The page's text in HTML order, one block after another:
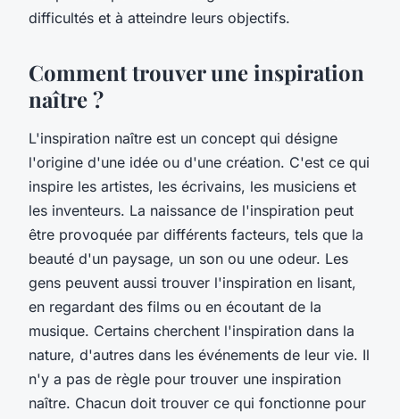
difficultés et à atteindre leurs objectifs.
Comment trouver une inspiration
naître ?
L'inspiration naître est un concept qui désigne
l'origine d'une idée ou d'une création. C'est ce qui
inspire les artistes, les écrivains, les musiciens et
les inventeurs. La naissance de l'inspiration peut
être provoquée par différents facteurs, tels que la
beauté d'un paysage, un son ou une odeur. Les
gens peuvent aussi trouver l'inspiration en lisant,
en regardant des films ou en écoutant de la
musique. Certains cherchent l'inspiration dans la
nature, d'autres dans les événements de leur vie. Il
n'y a pas de règle pour trouver une inspiration
naître. Chacun doit trouver ce qui fonctionne pour